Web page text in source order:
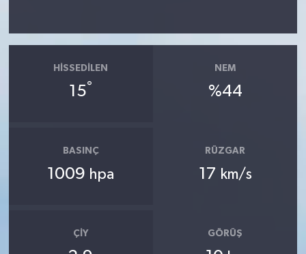
HISSEDILEN
15°
NEM
%44
BASINÇ
1009 hpa
RÜZGAR
17 km/s
ÇIY GÖRÜŞ